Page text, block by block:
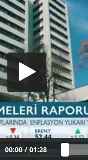
00:00 / 01:28